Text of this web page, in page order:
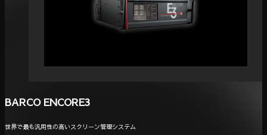
BARCO ENCORE3
世界で最も汎用性の高いスクリーン管理システム